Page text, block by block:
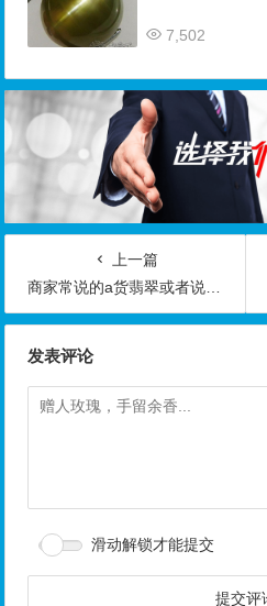
7,502
上一篇
商家常说的a货翡翠或者说a货玉是什么意思呢？
发表评论
滑动解锁才能提交